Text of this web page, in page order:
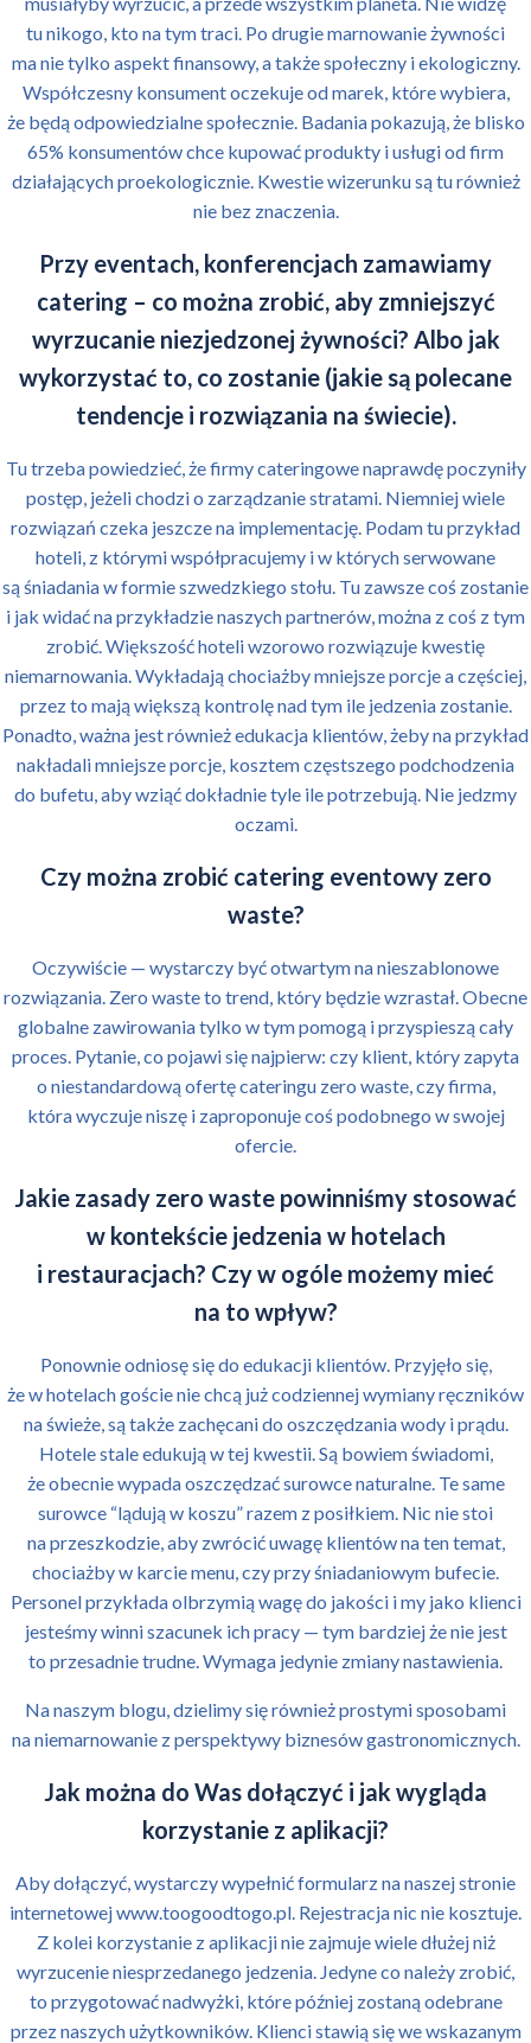
tu nikogo, kto na tym traci. Po drugie marnowanie żywności
ma nie tylko aspekt finansowy, a także społeczny i ekologiczny.
Współczesny konsument oczekuje od marek, które wybiera,
że będą odpowiedzialne społecznie. Badania pokazują, że blisko
65% konsumentów chce kupować produkty i usługi od firm
działających proekologicznie. Kwestie wizerunku są tu również
nie bez znaczenia.
Przy eventach, konferencjach zamawiamy
catering – co można zrobić, aby zmniejszyć
wyrzucanie niezjedzonej żywności? Albo jak
wykorzystać to, co zostanie (jakie są polecane
tendencje i rozwiązania na świecie).
Tu trzeba powiedzieć, że firmy cateringowe naprawdę poczyniły
postęp, jeżeli chodzi o zarządzanie stratami. Niemniej wiele
rozwiązań czeka jeszcze na implementację. Podam tu przykład
hoteli, z którymi współpracujemy i w których serwowane
są śniadania w formie szwedzkiego stołu. Tu zawsze coś zostanie
i jak widać na przykładzie naszych partnerów, można z coś z tym
zrobić. Większość hoteli wzorowo rozwiązuje kwestię
niemarnowania. Wykładają chociażby mniejsze porcje a częściej,
przez to mają większą kontrolę nad tym ile jedzenia zostanie.
Ponadto, ważna jest również edukacja klientów, żeby na przykład
nakładali mniejsze porcje, kosztem częstszego podchodzenia
do bufetu, aby wziąć dokładnie tyle ile potrzebują. Nie jedzmy
oczami.
Czy można zrobić catering eventowy zero
waste?
Oczywiście — wystarczy być otwartym na nieszablonowe
rozwiązania. Zero waste to trend, który będzie wzrastał. Obecne
globalne zawirowania tylko w tym pomogą i przyspieszą cały
proces. Pytanie, co pojawi się najpierw: czy klient, który zapyta
o niestandardową ofertę cateringu zero waste, czy firma,
która wyczuje niszę i zaproponuje coś podobnego w swojej
ofercie.
Jakie zasady zero waste powinniśmy stosować
w kontekście jedzenia w hotelach
i restauracjach? Czy w ogóle możemy mieć
na to wpływ?
Ponownie odniosę się do edukacji klientów. Przyjęło się,
że w hotelach goście nie chcą już codziennej wymiany ręczników
na świeże, są także zachęcani do oszczędzania wody i prądu.
Hotele stale edukują w tej kwestii. Są bowiem świadomi,
że obecnie wypada oszczędzać surowce naturalne. Te same
surowce “lądują w koszu” razem z posiłkiem. Nic nie stoi
na przeszkodzie, aby zwrócić uwagę klientów na ten temat,
chociażby w karcie menu, czy przy śniadaniowym bufecie.
Personel przykłada olbrzymią wagę do jakości i my jako klienci
jesteśmy winni szacunek ich pracy — tym bardziej że nie jest
to przesadnie trudne. Wymaga jedynie zmiany nastawienia.
Na naszym blogu, dzielimy się również prostymi sposobami
na niemarnowanie z perspektywy biznesów gastronomicznych.
Jak można do Was dołączyć i jak wygląda
korzystanie z aplikacji?
Aby dołączyć, wystarczy wypełnić formularz na naszej stronie
internetowej www.toogoodtogo.pl. Rejestracja nic nie kosztuje.
Z kolei korzystanie z aplikacji nie zajmuje wiele dłużej niż
wyrzucenie niesprzedanego jedzenia. Jedyne co należy zrobić,
to przygotować nadwyżki, które później zostaną odebrane
przez naszych użytkowników. Klienci stawią się we wskazanym